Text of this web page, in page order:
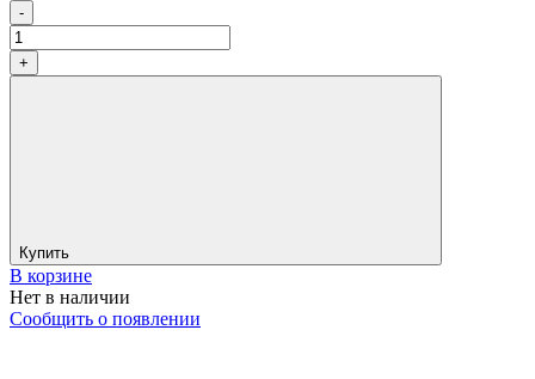
-
+
Купить
В корзине
Нет в наличии
Сообщить о появлении